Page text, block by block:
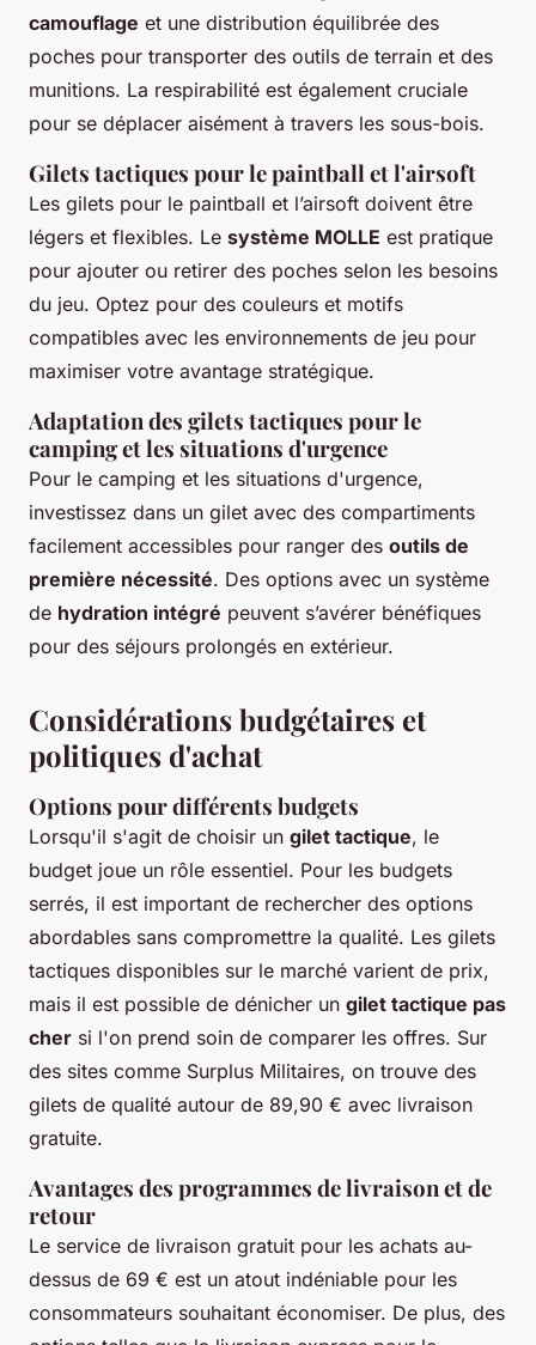
camouflage et une distribution équilibrée des
poches pour transporter des outils de terrain et des
munitions. La respirabilité est également cruciale
pour se déplacer aisément à travers les sous-bois.
Gilets tactiques pour le paintball et l'airsoft
Les gilets pour le paintball et l’airsoft doivent être
légers et flexibles. Le système MOLLE est pratique
pour ajouter ou retirer des poches selon les besoins
du jeu. Optez pour des couleurs et motifs
compatibles avec les environnements de jeu pour
maximiser votre avantage stratégique.
Adaptation des gilets tactiques pour le
camping et les situations d'urgence
Pour le camping et les situations d'urgence,
investissez dans un gilet avec des compartiments
facilement accessibles pour ranger des outils de
première nécessité. Des options avec un système
de hydration intégré peuvent s’avérer bénéfiques
pour des séjours prolongés en extérieur.
Considérations budgétaires et
politiques d'achat
Options pour différents budgets
Lorsqu'il s'agit de choisir un gilet tactique, le
budget joue un rôle essentiel. Pour les budgets
serrés, il est important de rechercher des options
abordables sans compromettre la qualité. Les gilets
tactiques disponibles sur le marché varient de prix,
mais il est possible de dénicher un gilet tactique pas
cher si l'on prend soin de comparer les offres. Sur
des sites comme Surplus Militaires, on trouve des
gilets de qualité autour de 89,90 € avec livraison
gratuite.
Avantages des programmes de livraison et de
retour
Le service de livraison gratuit pour les achats au-
dessus de 69 € est un atout indéniable pour les
consommateurs souhaitant économiser. De plus, des